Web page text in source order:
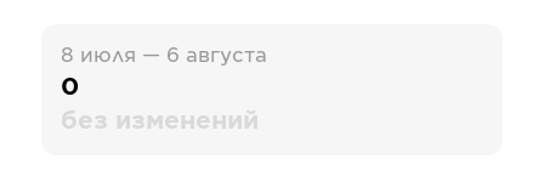
8 июля — 6 августа
0
без изменений